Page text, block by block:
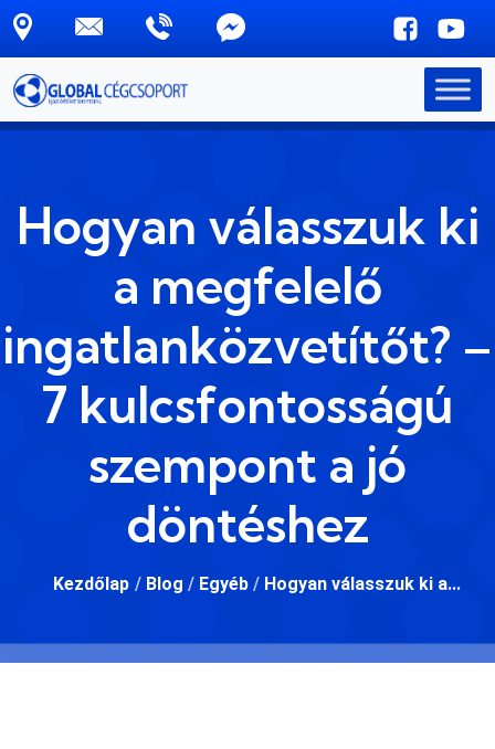
Skip to main content
Hogyan válasszuk ki
a megfelelő
ingatlanközvetítőt? –
7 kulcsfontosságú
szempont a jó
döntéshez
Kezdőlap / Blog / Egyéb / Hogyan válasszuk ki a...